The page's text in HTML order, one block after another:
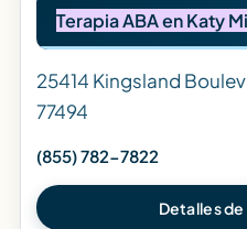
Terapia ABA en Katy
25414 Kingsland
77494
(855) 782-7822
Detalles